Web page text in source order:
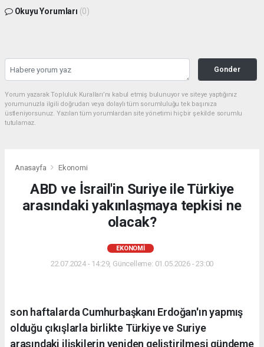
Okuyu Yorumları (0)
Gonder
Yorum yazarak Topluluk Kuralları’nı kabul etmiş bulunuyor ve siteye yaptığınız
yorumunuzla ilgili doğrudan veya dolaylı tüm sorumluluğu tek başınıza
üstleniyorsunuz. Yazılan tüm yorumlardan site yönetimi hiçbir şekilde sorumlu
tutulamaz.
Anasayfa Ekonomi
ABD ve İsrail'in Suriye ile Türkiye
arasındaki yakınlaşmaya tepkisi ne
olacak?
EKONOMI
22.07.2024 - 14:29, Güncelleme: 01.05.2026 - 23:00
son haftalarda Cumhurbaşkanı Erdoğan'ın yapmış
olduğu çıkışlarla birlikte Türkiye ve Suriye
arasındaki ilişkilerin yeniden geliştirilmesi gündeme